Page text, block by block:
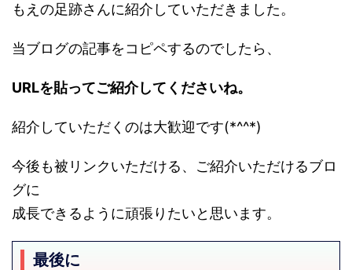
もえの足跡さんに紹介していただきました。
当ブログの記事をコピペするのでしたら、
URLを貼ってご紹介してくださいね。
紹介していただくのは大歓迎です(*^^*)
今後も被リンクいただける、ご紹介いただけるブロ
グに
成長できるように頑張りたいと思います。
最後に